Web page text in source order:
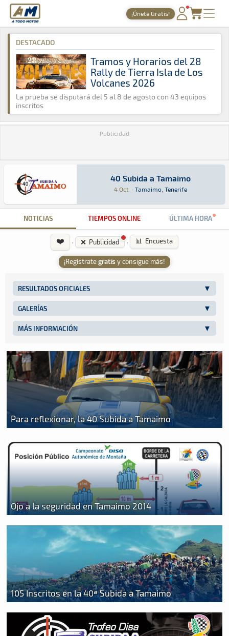
A Todo Motor · Revista del motor desde 1999
¡Únete Gratis!
PORTADA
TIEMPOS ONLINE
NOTICIAS
AGENDA
GALERÍAS
A Todo Motor » Agenda » 2014 » Octubre
DESTACADO
Tramos y Horarios del 28
Rally de Tierra Isla de Los
Volcanes 2026
La prueba se disputará del 5 al 8 de agosto con 43 equipos
inscritos
Publicidad
40 Subida a Tamaimo
40 Subida a Tamaimo
4 Oct · Tamaimo, Tenerife
Montaña · 40 Subida a Tamaimo: Aquí
Tamaimo, TenerifeTamaimo, Tenerife
NOTICIAS TIEMPOS ONLINE ÚLTIMA HORA
❤️ · ❌ Publicidad · 📊 Encuesta
¡Regístrategratis y consigue más!
RESULTADOS OFICIALES
GALERÍAS
MÁS INFORMACIÓN
Para reflexionar, la 40 Subida a Tamaimo
Ojo a la seguridad en Tamaimo 2014
105 Inscritos en la 40ª Subida a Tamaimo